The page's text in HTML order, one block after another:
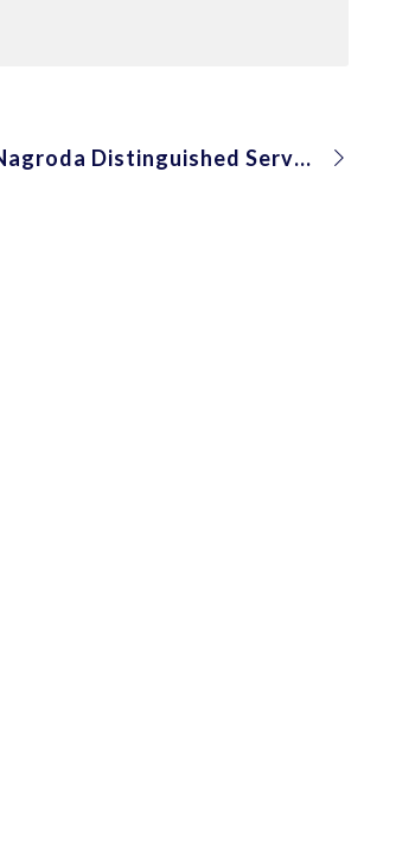
Nagroda Distinguished Service Medal Award dla prof. Bożeny Kostek